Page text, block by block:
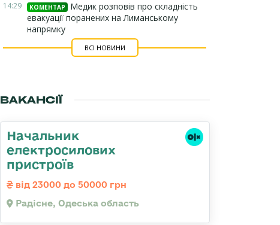
14:29 КОМЕНТАР
Медик розповів про складність
евакуації поранених на Лиманському
напрямку
ВСІ НОВИНИ
ВАКАНСІЇ
Начальник
електросилових
пристроїв
від 23000 до 50000 грн
Радісне, Одеська область